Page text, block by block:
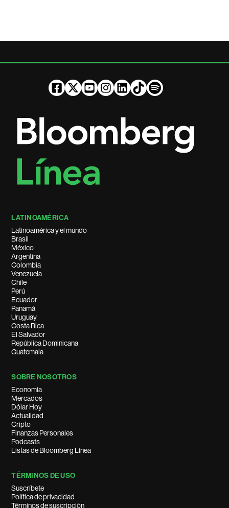
LATINOAMÉRICA
Latinoamérica y el mundo
Brasil
México
Argentina
Colombia
Venezuela
Chile
Perú
Ecuador
Panamá
Uruguay
Costa Rica
El Salvador
República Dominicana
Guatemala
SOBRE NOSOTROS
Economía
Mercados
Dólar Hoy
Actualidad
Cripto
Finanzas Personales
Podcasts
Listas de Bloomberg Línea
TÉRMINOS DE USO
Suscríbete
Política de privacidad
Términos de suscripción